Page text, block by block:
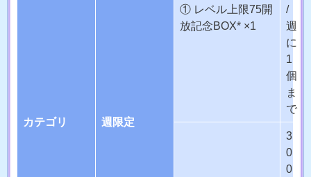
カテゴリ 週限定
① レベル上限75開
放記念BOX* ×1
/
週
に
1
個
ま
で
3
0
0